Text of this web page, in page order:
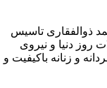
توسط آقای احمد ذوالفقاری تاسیس
روز دنیا و نیروی
و زنانه باکیفیت و